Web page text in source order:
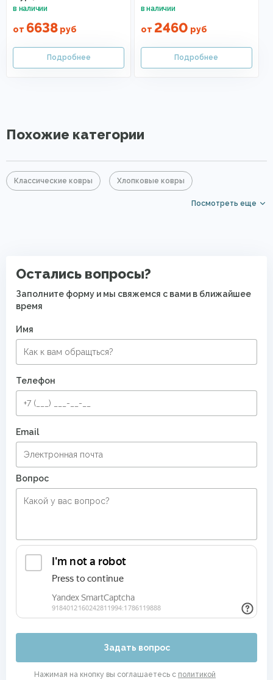
от 6638 руб от 2460 руб
Похожие категории
Классические ковры Хлопковые ковры
Посмотреть еще
Остались вопросы?
Заполните форму и мы свяжемся с вами в ближайшее
время
Имя
Телефон
Email
Вопрос
Задать вопрос
Нажимая на кнопку вы соглашаетесь с политикой